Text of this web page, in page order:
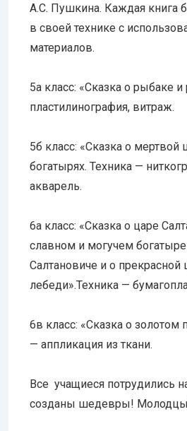
А.С. Пушкина. Каждая книга
в своей технике с
материалов.
5а класс: «Сказка о рыбаке
пластилинография, витраж.
5б класс: «Сказка о мертвой
богатырях. Техника —
акварель.
6а класс: «Сказка о царе
славном и могучем богатыре
Салтановиче и о прекрасной
лебеди».Техника —
6в класс: «Сказка о золотом
— аппликация из ткани.
Все учащиеся потрудились
созданы шедевры!